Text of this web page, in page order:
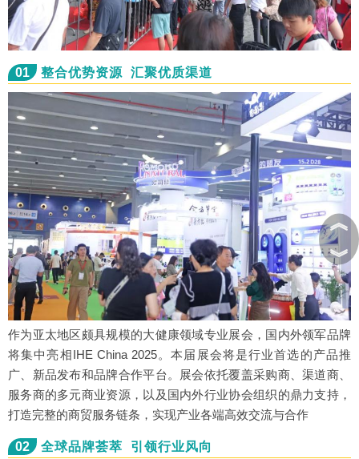
01 整合优势资源 汇聚优质渠道
作为亚太地区颇具规模的大健康领域专业展会，国内外领军品牌
将集中亮相IHE China 2025。本届展会将是行业首选的产品推
广、新品发布和品牌合作平台。展会依托覆盖采购商、渠道商、
服务商的多元商业资源，以及国内外行业协会组织的鼎力支持，
打造完整的商贸服务链条，实现产业各端高效交流与合作
02 全球品牌荟萃 引领行业风向
︽
︾